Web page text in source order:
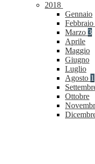
2018
Gennaio
Febbraio
Marzo 3
Aprile
Maggio
Giugno
Luglio
Agosto 1
Ottobre